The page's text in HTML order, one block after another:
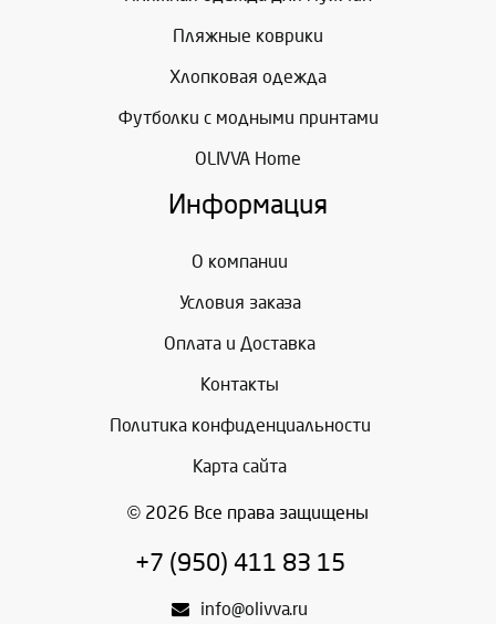
Пляжные коврики
Хлопковая одежда
Футболки с модными принтами
OLIVVA Home
Информация
О компании
Условия заказа
Оплата и Доставка
Контакты
Политика конфиденциальности
Карта сайта
© 2026 Все права защищены
+7 (950) 411 83 15
info@olivva.ru